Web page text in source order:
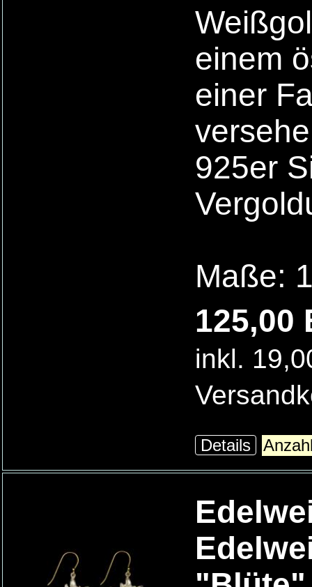
einem
einer
925er
Maße:
125,00
inkl.
Details